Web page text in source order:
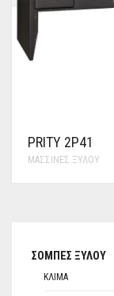
PRITY 2P41
ΜΑΣΣΊΝΕΣ ΞΎΛΟΥ
ΣΌΜΠΕΣ ΞΎΛΟΥ
ΚΛΊΜΑ